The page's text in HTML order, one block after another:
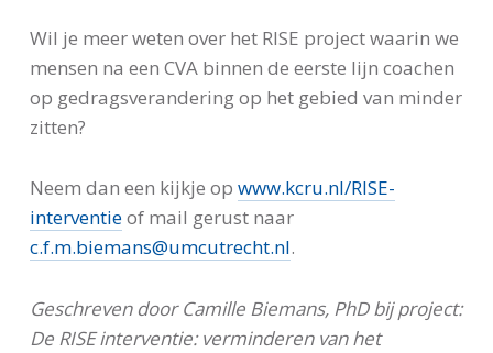
Wil je meer weten over het RISE project waarin we
mensen na een CVA binnen de eerste lijn coachen
op gedragsverandering op het gebied van minder
zitten?
Neem dan een kijkje op www.kcru.nl/RISE-
interventieof mail gerust naar
c.f.m.biemans@umcutrecht.nl.
Geschreven door Camille Biemans, PhD bij project:
De RISE interventie: verminderen van het